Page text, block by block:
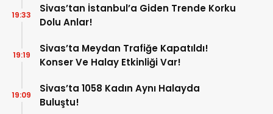
Sivas’tan İstanbul’a Giden Trende Korku
Dolu Anlar!
19:33
Sivas’ta Meydan Trafiğe Kapatıldı!
Konser Ve Halay Etkinliği Var!
19:19
Sivas’ta 1058 Kadın Aynı Halayda
Buluştu!
19:09